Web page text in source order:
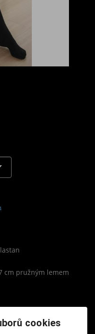
cm pružným lemem
cookies